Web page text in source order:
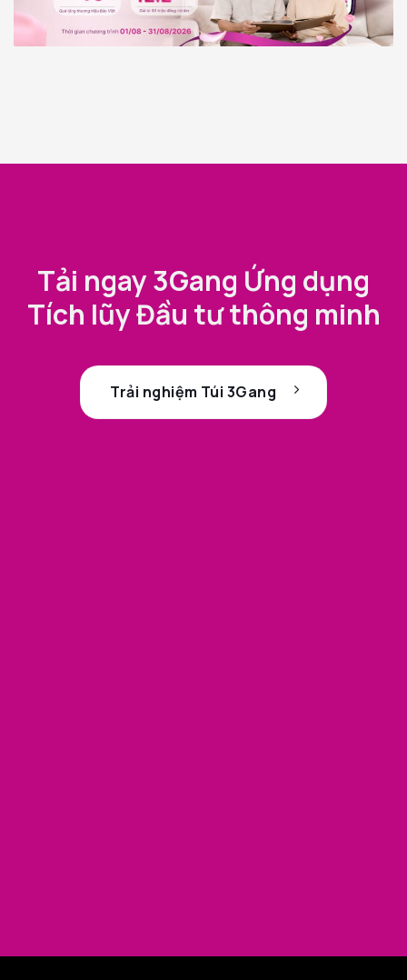
Tải ngay 3Gang Ứng dụng
Tích lũy Đầu tư thông minh
Trải nghiệm Túi 3Gang